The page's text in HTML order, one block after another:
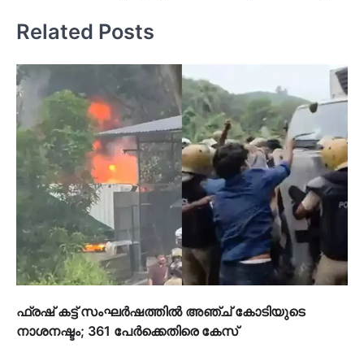
Related Posts
ഫ്രഷ് കട്ട് സംഘര്‍ഷത്തില്‍ അഞ്ച് കോടിയുടെ
നാശനഷ്ടം; 361 പേര്‍ക്കെതിരെ കേസ്